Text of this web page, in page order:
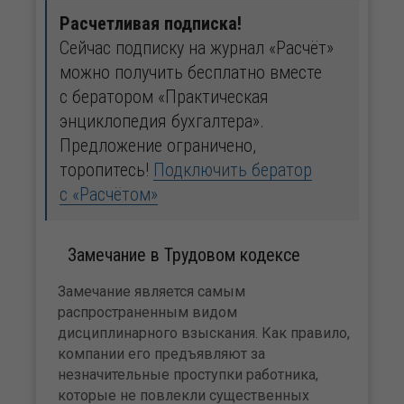
Расчетливая подписка!
Сейчас подписку на журнал «Расчёт»
можно получить бесплатно вместе
с бератором «Практическая
энциклопедия бухгалтера».
Предложение ограничено,
торопитесь! Подключить бератор
с «Расчётом»
Замечание в Трудовом кодексе
Замечание является самым
распространенным видом
дисциплинарного взыскания. Как правило,
компании его предъявляют за
незначительные проступки работника,
которые не повлекли существенных